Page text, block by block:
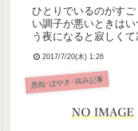
ひとりでいるのがすご
い調子が悪いときはい
う夜になると寂しくて
とりずーっとひとりこ
もこれからもずっとそ
い
2017/7/20(木) 1:26
愚痴･ぼやき･病み記事